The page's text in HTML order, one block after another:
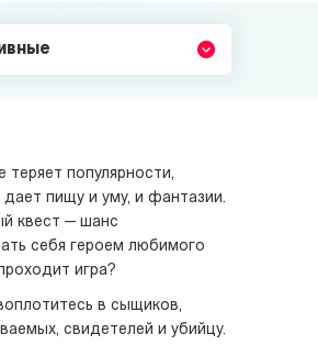
теряет популярности,
пищу и уму, и фантазии.
квест — шанс
себя героем любимого
игра?
в сыщиков,
свидетелей и убийцу.